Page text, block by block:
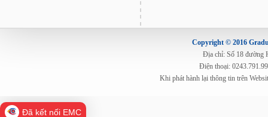
Copyright © 2016
Địa chỉ: Số 18 đường
Điện thoại:
Khi phát hành lại thông tin trên
Đã kết nối EMC